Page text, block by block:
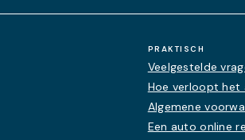
PRAKTISCH
Veelgestelde
Hoe verloopt het
Algemene
Een auto online